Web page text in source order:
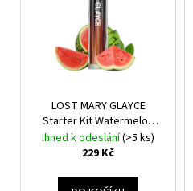
LOST MARY GLAYCE
Starter Kit Watermelon
20mg 2mlElektronická
cigareta 1000mAh (Vodní
Ihned k odeslání(>5 ks)
229 Kč